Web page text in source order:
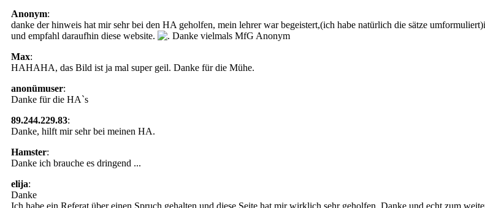
Anonym:
danke der hinweis hat mir sehr bei den HA geholfen, mein lehrer war begeistert,(ich habe natürlich die sätze
und empfahl daraufhin diese website.
Danke vielmals MfG Anonym
Max:
HAHAHA, das Bild ist ja mal super geil. Danke für die Mühe.
anonümuser:
Danke für die HA`s
89.244.229.83:
Danke, hilft mir sehr bei meinen HA.
Hamster:
Danke ich brauche es dringend ...
elija:
Danke
Ich habe ein Referat über einen Spruch gehalten und diese Seite hat mir wirklich sehr geholfen. Danke und echt zum